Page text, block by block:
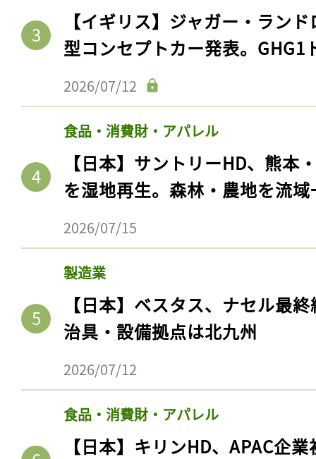
【イギリス】ジャガー・ラン
型コンセプトカー発表。GHG1
2026/07/12
食品・消費財・アパレル
【日本】サントリーHD、熊本
を湿地再生。森林・農地を流
2026/07/15
製造業
【日本】ベスタス、ナセル最
治具・設備拠点は北九州
2026/07/12
食品・消費財・アパレル
【日本】キリンHD、APAC企